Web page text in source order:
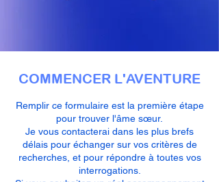
COMMENCER L'AVENTURE
Remplir ce formulaire est la première étape
pour trouver l'âme sœur.
Je vous contacterai dans les plus brefs
délais pour échanger sur vos critères de
recherches, et pour répondre à toutes vos
interrogations.